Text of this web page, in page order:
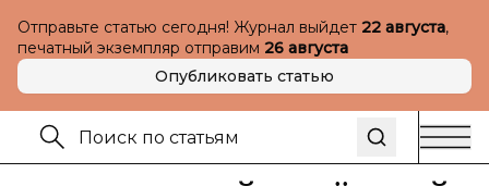
Отправьте статью сегодня! Журнал выйдет 22 августа,
печатный экземпляр отправим 26 августа
Опубликовать статью